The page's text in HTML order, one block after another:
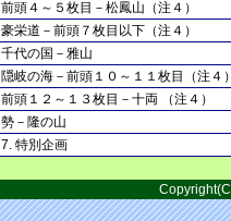
前頭４～５枚目－松鳳山（注４）
豪栄道－前頭７枚目以下（注４）
千代の国－雅山
隠岐の海－前頭１０～１１枚目（注４
前頭１２～１３枚目－十両 （注４）
勢－隆の山
7. 特別企画